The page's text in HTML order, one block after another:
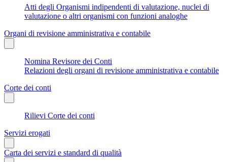
Atti degli Organismi indipendenti di valutazione, nuclei di
valutazione o altri organismi con funzioni analoghe
Organi di revisione amministrativa e contabile
Nomina Revisore dei Conti
Relazioni degli organi di revisione amministrativa e contabile
Corte dei conti
Rilievi Corte dei conti
Servizi erogati
Carta dei servizi e standard di qualità